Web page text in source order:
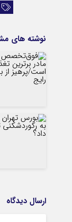
نوشته های
ارسال دیدگاه